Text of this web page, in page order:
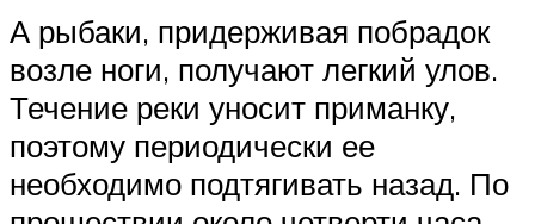
А рыбаки, придерживая побрадок
возле ноги, получают легкий улов.
Течение реки уносит приманку,
поэтому периодически ее
необходимо подтягивать назад. По